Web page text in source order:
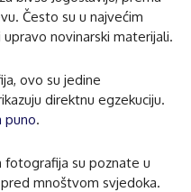
Često su u najvećim
novinarski materijali.
ovo su jedine
direktnu egzekuciju.
puno.
fotografija su poznate u
mnoštvom svjedoka.